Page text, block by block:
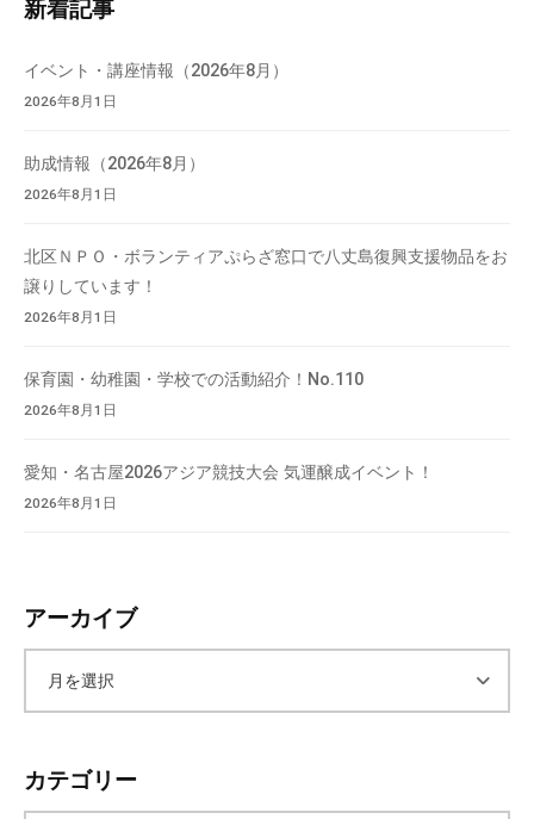
検
新着記事
イベント・講座情報（2026年8月）
2026年8月1日
助成情報（2026年8月）
2026年8月1日
北区ＮＰＯ・ボランティアぷらざ窓口で八丈島復興支援物品をお
譲りしています！
2026年8月1日
保育園・幼稚園・学校での活動紹介！No.110
2026年8月1日
愛知・名古屋2026アジア競技大会 気運醸成イベント！
2026年8月1日
アーカイブ
カ
カテゴリー